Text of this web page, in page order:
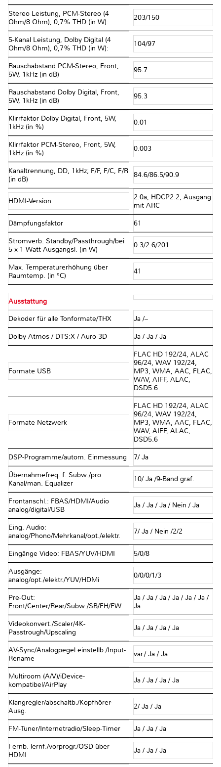
Stereo Leistung, PCM-Stereo (4
Ohm/8 Ohm), 0,7% THD (in W):
203/150
5-Kanal Leistung, Dolby Digital (4
Ohm/8 Ohm), 0,7% THD (in W):
104/97
Rauschabstand PCM-Stereo, Front,
5W, 1kHz (in dB)
95.7
Rauschabstand Dolby Digital, Front,
5W, 1kHz (in dB)
95.3
Klirrfaktor Dolby Digital, Front, 5W,
1kHz (in %)
0.01
Klirrfaktor PCM-Stereo, Front, 5W,
1kHz (in %)
0.003
Kanaltrennung, DD, 1kHz; F/F, F/C, F/R
(in dB)
84.6/86.5/90.9
HDMI-Version
2.0a, HDCP2.2, Ausgang
mit ARC
Dämpfungsfaktor 61
Stromverb. Standby/Passthrough/bei
5 x 1 Watt Ausgangsl. (in W)
0.3/2.6/201
Max. Temperaturerhöhung über
Raumtemp. (in °C)
41
Ausstattung
Dekoder für alle Tonformate/THX Ja /–
Dolby Atmos / DTS:X / Auro-3D Ja / Ja / Ja
Formate USB
FLAC HD 192/24, ALAC
96/24, WAV 192/24,
MP3, WMA, AAC, FLAC,
WAV, AIFF, ALAC,
DSD5.6
Formate Netzwerk
FLAC HD 192/24, ALAC
96/24, WAV 192/24,
MP3, WMA, AAC, FLAC,
WAV, AIFF, ALAC,
DSD5.6
DSP-Programme/autom. Einmessung 7/ Ja
Übernahmefreq. f. Subw./pro
Kanal/man. Equalizer
10/ Ja /9-Band graf.
Frontanschl.: FBAS/HDMI/Audio
analog/digital/USB
Ja / Ja / Ja / Nein / Ja
Eing. Audio:
analog/Phono/Mehrkanal/opt./elektr.
7/ Ja / Nein /2/2
Eingänge Video: FBAS/YUV/HDMI 5/0/8
Ausgänge:
analog/opt./elektr./YUV/HDMi
0/0/0/1/3
Pre-Out:
Front/Center/Rear/Subw./SB/FH/FW
Ja / Ja / Ja / Ja / Ja / Ja /
Ja
Videokonvert./Scaler/4K-
Passtrough/Upscaling
Ja / Ja / Ja / Ja
AV-Sync/Analogpegel einstellb./Input-
Rename
var./ Ja / Ja
Multiroom (A/V)/iDevice-
kompatibel/AirPlay
Ja / Ja / Ja / Ja
Klangregler/abschaltb./Kopfhörer-
Ausg.
2/ Ja / Ja
FM-Tuner/Internetradio/Sleep-Timer Ja / Ja / Ja
Fernb. lernf./vorprogr./OSD über
HDMI
Ja / Ja / Ja